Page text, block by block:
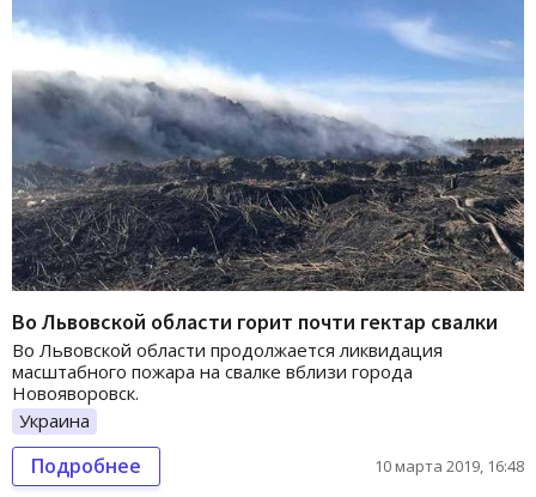
Во Львовской области горит почти гектар свалки
Во Львовской области продолжается ликвидация
масштабного пожара на свалке вблизи города
Новояворовск.
Украина
Подробнее 10 марта 2019, 16:48